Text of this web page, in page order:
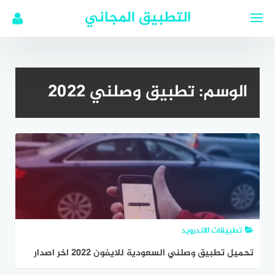
التطبيق المجاني
الوسم:تطبيق وصلني 2022
تطبيقات الاندرويد
تحميل تطبيق وصلني السعودية للايفون 2022 اخر اصدار